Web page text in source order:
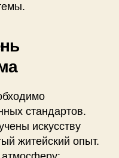
стандартов.
искусству
житейский опыт.